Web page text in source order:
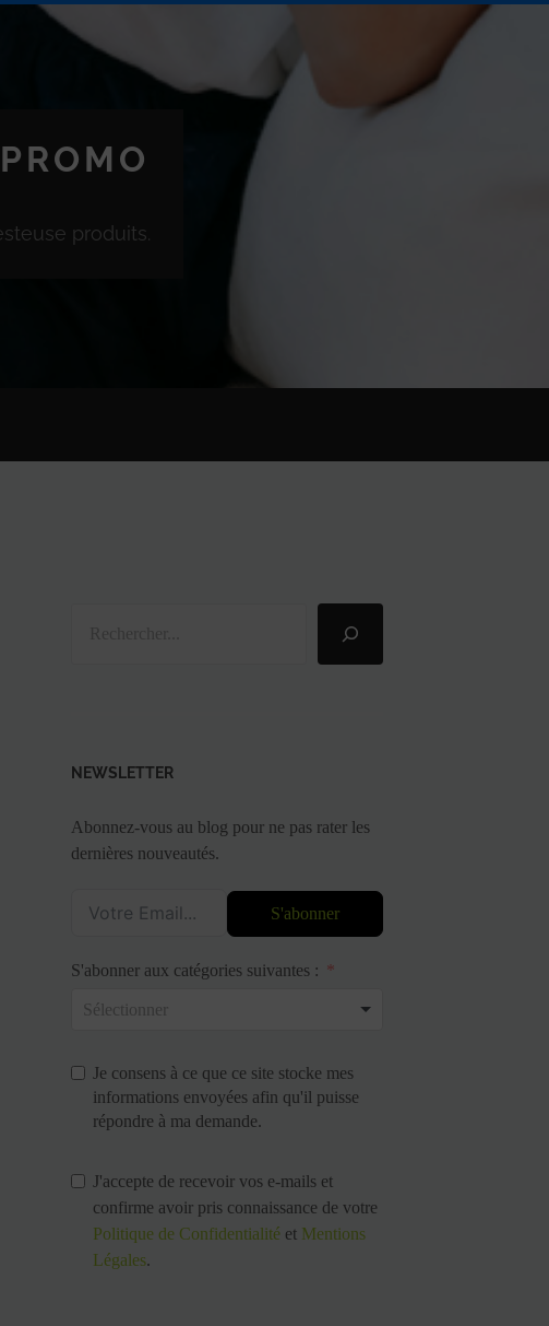
produits.
NEWSLETTER
Abonnez-vous au blog pour ne pas rater les
dernières nouveautés.
S'abonner
S'abonner aux catégories suivantes :
Je consens à ce que ce site stocke mes
informations envoyées afin qu'il puisse
répondre à ma demande.
J'accepte de recevoir vos e-mails et
confirme avoir pris connaissance de votre
Politique de Confidentialité et Mentions
Légales.